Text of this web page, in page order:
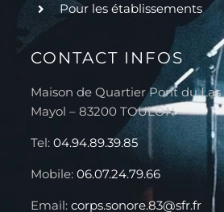
Pour les établissements
CONTACT INFOS
Maison de Quartier Pont du Las
Mayol – 83200 TOULON
Tel: 04.94.89.39.85
Mobile: 06.07.24.79.66
Email: corps.sonore.83@sfr.fr